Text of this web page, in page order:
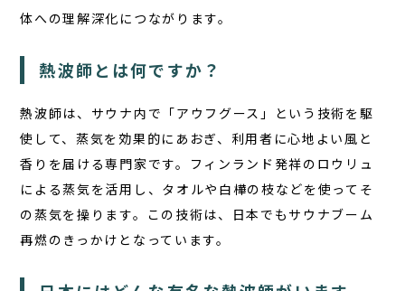
体への理解深化につながります。
熱波師とは何ですか？
熱波師は、サウナ内で「アウフグース」という技術を駆
使して、蒸気を効果的にあおぎ、利用者に心地よい風と
香りを届ける専門家です。フィンランド発祥のロウリュ
による蒸気を活用し、タオルや白樺の枝などを使ってそ
の蒸気を操ります。この技術は、日本でもサウナブーム
再燃のきっかけとなっています。